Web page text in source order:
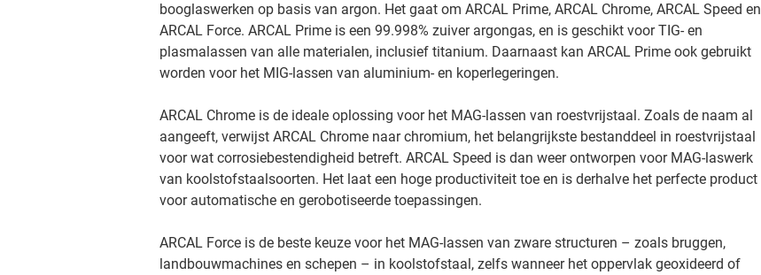
booglaswerken op basis van argon. Het gaat om ARCAL Prime, ARCAL Chrome, ARCAL Speed en
ARCAL Force. ARCAL Prime is een 99.998% zuiver argongas, en is geschikt voor TIG- en
plasmalassen van alle materialen, inclusief titanium. Daarnaast kan ARCAL Prime ook gebruikt
worden voor het MIG-lassen van aluminium- en koperlegeringen.
ARCAL Chrome is de ideale oplossing voor het MAG-lassen van roestvrijstaal. Zoals de naam al
aangeeft, verwijst ARCAL Chrome naar chromium, het belangrijkste bestanddeel in roestvrijstaal
voor wat corrosiebestendigheid betreft. ARCAL Speed is dan weer ontworpen voor MAG-laswerk
van koolstofstaalsoorten. Het laat een hoge productiviteit toe en is derhalve het perfecte product
voor automatische en gerobotiseerde toepassingen.
ARCAL Force is de beste keuze voor het MAG-lassen van zware structuren – zoals bruggen,
landbouwmachines en schepen – in koolstofstaal, zelfs wanneer het oppervlak geoxideerd of